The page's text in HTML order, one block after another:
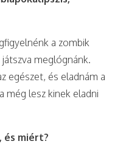
a zombik
meglógnánk.
egészet, és eladnám a
még lesz kinek eladni
miért?